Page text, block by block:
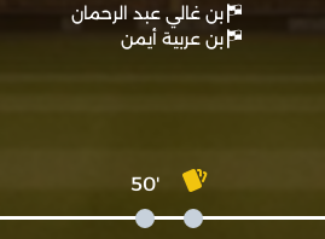
بن غالي عبد الرحمان
بن عربية أيمن
'50